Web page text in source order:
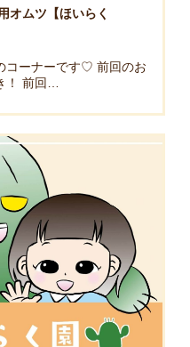
オムツ【ほいらく
コーナーです♡ 前回のお
！ 前回…